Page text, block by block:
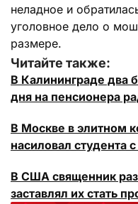
неладное и
уголовное дело о
размере.
Читайте также:
В Калининграде два
дня на пенсионера
В Москве в элитном
насиловал студента
В США священник
заставлял их стать